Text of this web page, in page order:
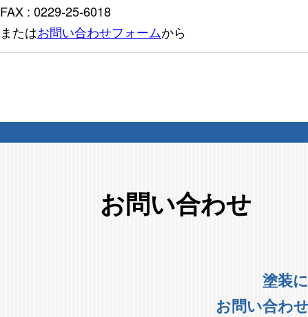
FAX : 0229-25-6018
またはお問い合わせフォームから
お問い合わせ
塗装
お問い合わ